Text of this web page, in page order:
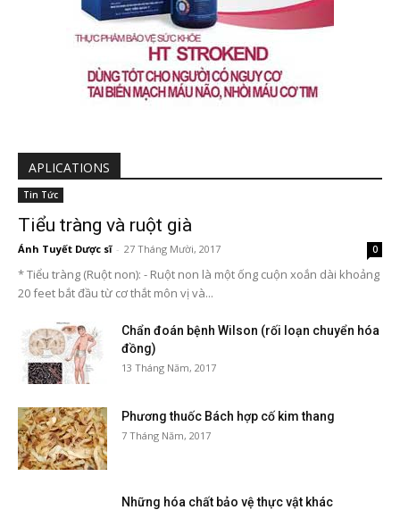
APLICATIONS
Tin Tức
Tiểu tràng và ruột già
Ánh Tuyết Dược sĩ - 27 Tháng Mười, 2017 0
* Tiểu tràng (Ruột non): - Ruột non là một ống cuộn xoắn dài khoảng
20 feet bắt đầu từ cơ thắt môn vị và...
Chẩn đoán bệnh Wilson (rối loạn chuyển hóa
đồng)
13 Tháng Năm, 2017
Phương thuốc Bách hợp cố kim thang
7 Tháng Năm, 2017
Những hóa chất bảo vệ thực vật khác